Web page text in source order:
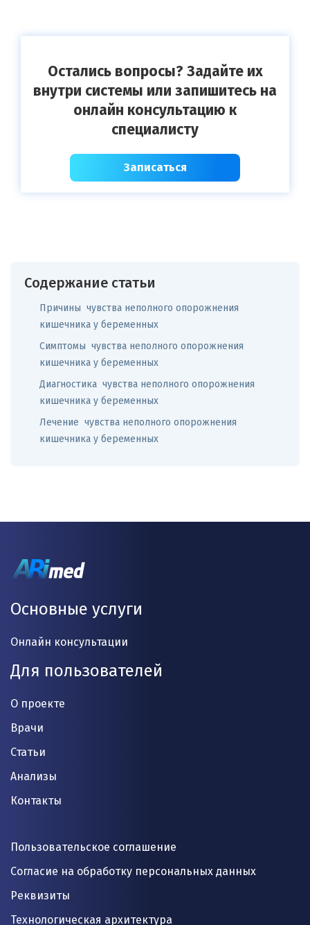
Остались вопросы? Задайте их
внутри системы или запишитесь на
онлайн консультацию к
специалисту
Записаться
Содержание статьи
Причины чувства неполного опорожнения
кишечника у беременных
Симптомы чувства неполного опорожнения
кишечника у беременных
Диагностика чувства неполного опорожнения
кишечника у беременных
Лечение чувства неполного опорожнения
кишечника у беременных
Основные услуги
Онлайн консультации
Для пользователей
О проекте
Врачи
Статьи
Анализы
Контакты
Пользовательское соглашение
Согласие на обработку персональных данных
Реквизиты
Технологическая архитектура